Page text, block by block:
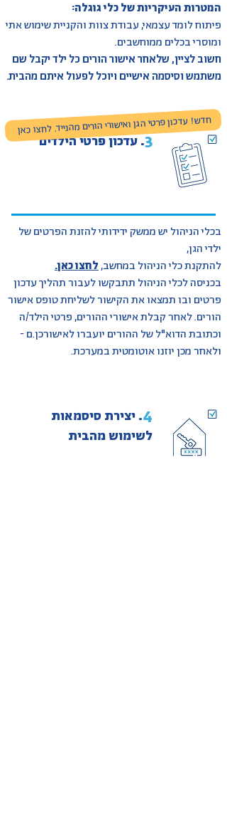
המטרות העיקריות של כלי גוגלה:
פיתוח לומד עצמאי, עבודת צוות והקניית שימוש אתי
ומוסרי בכלים ממוחשבים.
חשוב לציין, שלאחר אישור הורים כל ילד יקבל שם
משתמש וסיסמה אישיים ויוכל לפעול איתם מהבית.
3
.עדכון פרטי הילדים
בכלי הניהול יש ממשק ידידותי להזנת הפרטים של
ילדי הגן,
להתקנת כלי הניהול במחשב,לחצו כאן.
בכניסה לכלי הניהול תתבקשו לעבור תהליך עדכון
פרטים ובו תמצאו את הקישור לשליחת טופס אישור
הורים. לאחר קבלת אישורי ההורים, פרטי הילד/ה
וכתובת הדוא"ל של ההורים יועברו לאישורכן.ם -
ולאחר מכן יוזנו אוטומטית במערכת.
4
.יצירת סיסמאות
לשימוש מהבית
חדש! עדכון פרטי הגן ואישורי הורים מהנייד. לחצו כאן